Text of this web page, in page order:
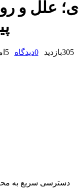
ای؛ علل و
305بازدید 0دیدگاه 5
دسترسی سریع به